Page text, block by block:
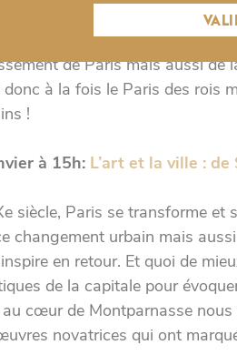
médiéval, dont il conserve les
par le XIXe siècle
de Paris mais aussi de
donc à la fois le Paris des rois
!
à 15h: L’art et la ville :
siècle, Paris se transforme et
changement urbain mais
en retour. Et quoi de
de la capitale pour
au cœur de Montparnasse
novatrices qui ont